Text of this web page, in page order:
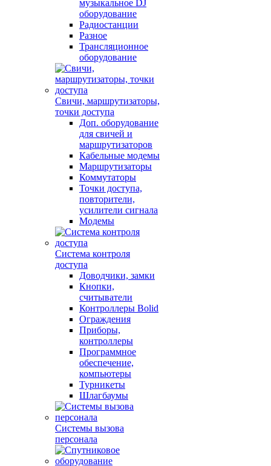
музыкальное DJ
оборудование
Радиостанции
Разное
Трансляционное
оборудование
Свичи, маршрутизаторы,
точки доступа
Доп. оборудование
для свичей и
маршрутизаторов
Кабельные модемы
Маршрутизаторы
Коммутаторы
Точки доступа,
повторители,
усилители сигнала
Модемы
Система контроля
доступа
Доводчики, замки
Кнопки,
считыватели
Контроллеры Bolid
Ограждения
Приборы,
контроллеры
Программное
обеспечение,
компьютеры
Турникеты
Шлагбаумы
Системы вызова
персонала